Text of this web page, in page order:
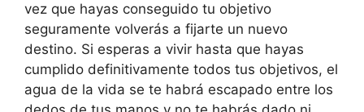
vez que hayas conseguido tu objetivo
seguramente volverás a fijarte un nuevo
destino. Si esperas a vivir hasta que hayas
cumplido definitivamente todos tus objetivos, el
agua de la vida se te habrá escapado entre los